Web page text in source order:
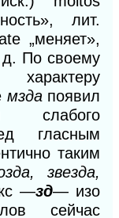
лит.
„меняет»,
По своему
мзда появил
слабого
гласным
таким
звезда,
—зд— изо
сейчас